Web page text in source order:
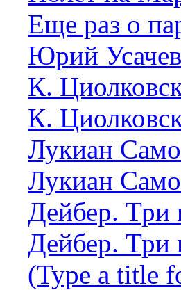
Еще раз о
Юрий
К.
К.
Лукиан
Лукиан
Дейбер. Три
Дейбер. Три
(Type a title